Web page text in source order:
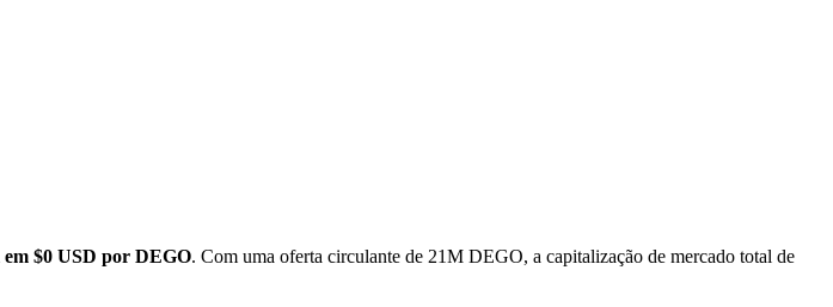
em $0 USD por DEGO. Com uma oferta circulante de 21M DEGO, a capitalização de mercado total de